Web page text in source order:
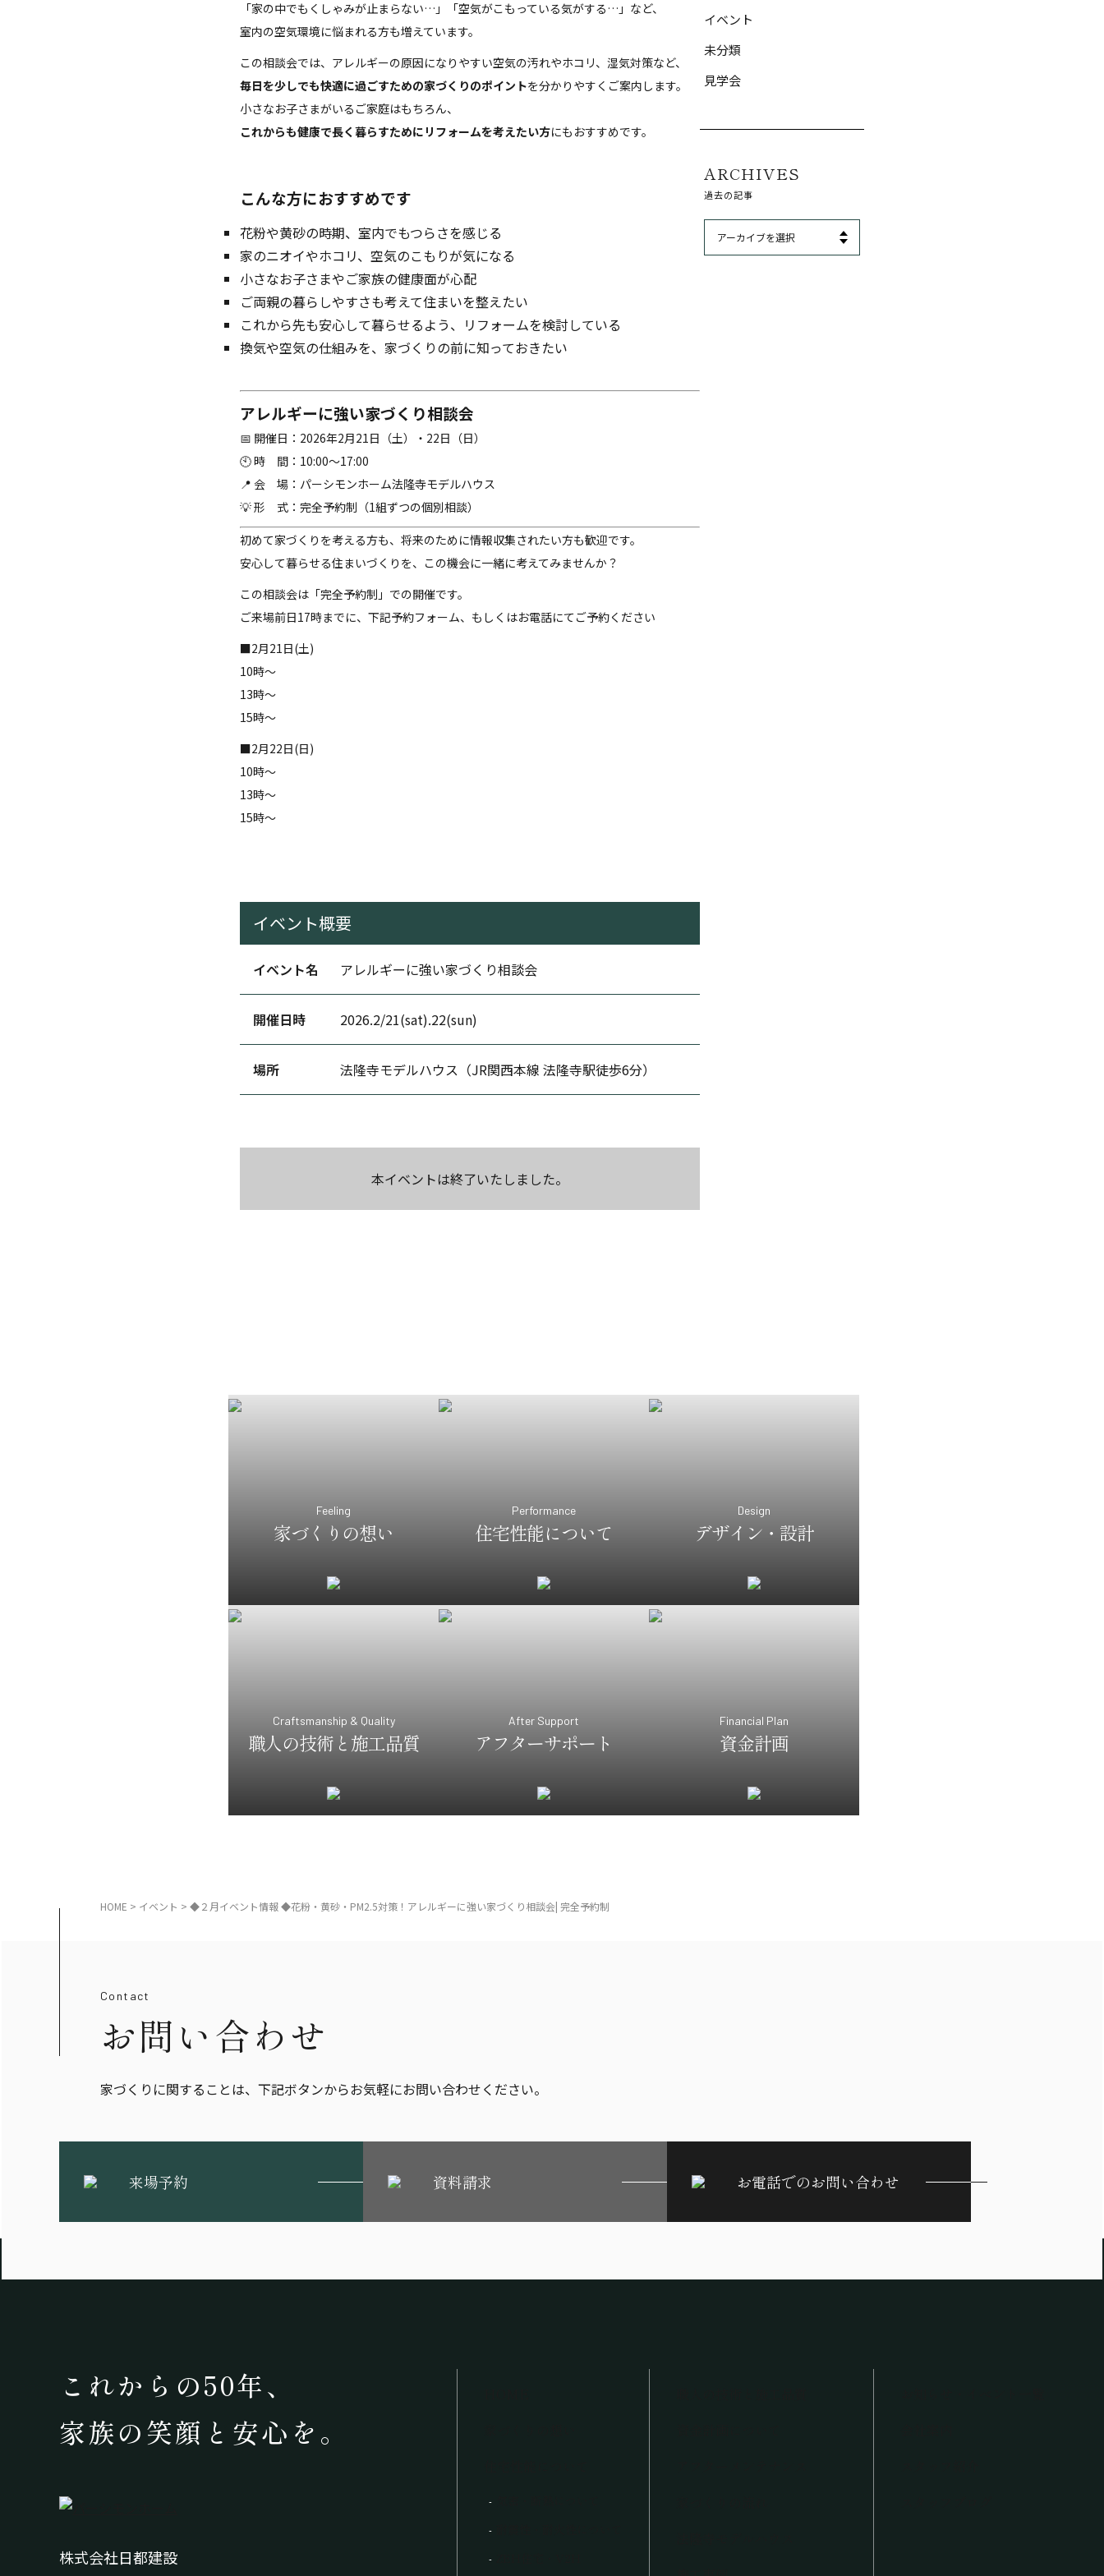
「家の中でもくしゃみが止まらない…」「空気がこもっている気がする…」など、
室内の空気環境に悩まれる方も増えています。
この相談会では、アレルギーの原因になりやすい空気の汚れやホコリ、湿気対策など、
毎日を少しでも快適に過ごすための家づくりのポイントを分かりやすくご案内します。
小さなお子さまがいるご家庭はもちろん、
これからも健康で長く暮らすためにリフォームを考えたい方にもおすすめです。
こんな方におすすめです
花粉や黄砂の時期、室内でもつらさを感じる
家のニオイやホコリ、空気のこもりが気になる
小さなお子さまやご家族の健康面が心配
ご両親の暮らしやすさも考えて住まいを整えたい
これから先も安心して暮らせるよう、リフォームを検討している
換気や空気の仕組みを、家づくりの前に知っておきたい
アレルギーに強い家づくり相談会
📅 開催日：2026年2月21日（土）・22日（日）
🕙 時 間：10:00〜17:00
📍 会 場：パーシモンホーム法隆寺モデルハウス
💡 形 式：完全予約制（1組ずつの個別相談）
初めて家づくりを考える方も、将来のために情報収集されたい方も歓迎です。
安心して暮らせる住まいづくりを、この機会に一緒に考えてみませんか？
この相談会は「完全予約制」での開催です。
ご来場前日17時までに、下記予約フォーム、もしくはお電話にてご予約ください
■2月21日(土)
10時～
13時～
15時～
■2月22日(日)
10時～
13時～
15時～
イベント概要
イベント名 アレルギーに強い家づくり相談会
開催日時 2026.2/21(sat).22(sun)
場所 法隆寺モデルハウス（JR関西本線 法隆寺駅徒歩6分）
本イベントは終了いたしました。
イベント
未分類
見学会
ARCHIVES
過去の記事
Feeling
家づくりの想い
Performance
住宅性能について
Design
デザイン・設計
Craftsmanship & Quality
職人の技術と施工品質
After Support
アフターサポート
Financial Plan
資金計画
HOME > イベント > ◆２月イベント情報 ◆花粉・黄砂・PM2.5対策！アレルギーに強い家づくり相談会| 完全予約制
Contact
お問い合わせ
家づくりに関することは、下記ボタンからお気軽にお問い合わせください。
来場予約 資料請求 お電話でのお問い合わせ
これからの50年、
家族の笑顔と安心を。
株式会社日都建設